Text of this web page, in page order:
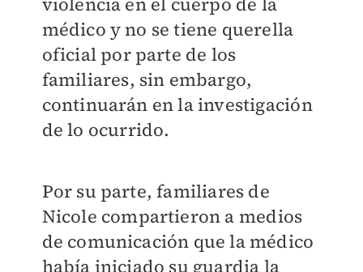
médico y no se tiene querella
oficial por parte de los
familiares, sin embargo,
continuarán en la investigación
de lo ocurrido.
Por su parte, familiares de
Nicole compartieron a medios
de comunicación que la médico
había iniciado su guardia la